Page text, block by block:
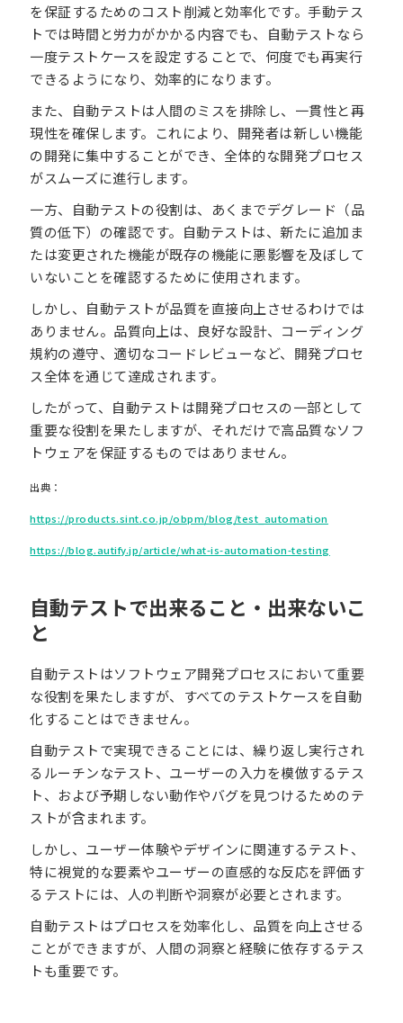
を保証するためのコスト削減と効率化です。手動テス
トでは時間と労力がかかる内容でも、自動テストなら
一度テストケースを設定することで、何度でも再実行
できるようになり、効率的になります。
また、自動テストは人間のミスを排除し、一貫性と再
現性を確保します。これにより、開発者は新しい機能
の開発に集中することができ、全体的な開発プロセス
がスムーズに進行します。
一方、自動テストの役割は、あくまでデグレード（品
質の低下）の確認です。自動テストは、新たに追加ま
たは変更された機能が既存の機能に悪影響を及ぼして
いないことを確認するために使用されます。
しかし、自動テストが品質を直接向上させるわけでは
ありません。品質向上は、良好な設計、コーディング
規約の遵守、適切なコードレビューなど、開発プロセ
ス全体を通じて達成されます。
したがって、自動テストは開発プロセスの一部として
重要な役割を果たしますが、それだけで高品質なソフ
トウェアを保証するものではありません。
出典：
https://products.sint.co.jp/obpm/blog/test_automation
https://blog.autify.jp/article/what-is-automation-testing
自動テストで出来ること・出来ないこ
と
自動テストはソフトウェア開発プロセスにおいて重要
な役割を果たしますが、すべてのテストケースを自動
化することはできません。
自動テストで実現できることには、繰り返し実行され
るルーチンなテスト、ユーザーの入力を模倣するテス
ト、および予期しない動作やバグを見つけるためのテ
ストが含まれます。
しかし、ユーザー体験やデザインに関連するテスト、
特に視覚的な要素やユーザーの直感的な反応を評価す
るテストには、人の判断や洞察が必要とされます。
自動テストはプロセスを効率化し、品質を向上させる
ことができますが、人間の洞察と経験に依存するテス
トも重要です。